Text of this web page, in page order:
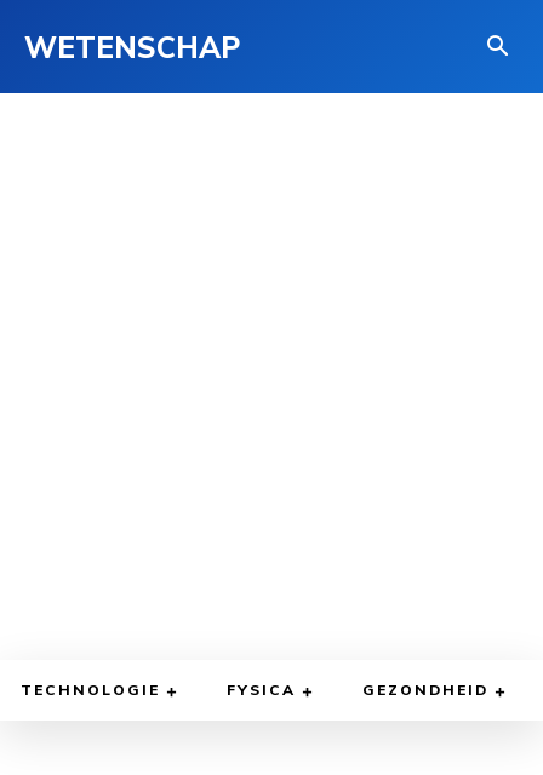
WETENSCHAP
TECHNOLOGIE FYSICA GEZONDHEID